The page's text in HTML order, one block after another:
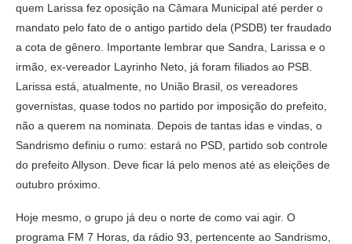
quem Larissa fez oposição na Câmara Municipal até perder o
mandato pelo fato de o antigo partido dela (PSDB) ter fraudado
a cota de gênero. Importante lembrar que Sandra, Larissa e o
irmão, ex-vereador Layrinho Neto, já foram filiados ao PSB.
Larissa está, atualmente, no União Brasil, os vereadores
governistas, quase todos no partido por imposição do prefeito,
não a querem na nominata. Depois de tantas idas e vindas, o
Sandrismo definiu o rumo: estará no PSD, partido sob controle
do prefeito Allyson. Deve ficar lá pelo menos até as eleições de
outubro próximo.
Hoje mesmo, o grupo já deu o norte de como vai agir. O
programa FM 7 Horas, da rádio 93, pertencente ao Sandrismo,